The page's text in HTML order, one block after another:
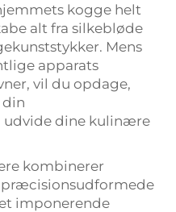
kogge helt
alt fra silkebløde
Mens
apparats
vil du opdage,
din
udvide dine kulinære
kombinerer
imponerende